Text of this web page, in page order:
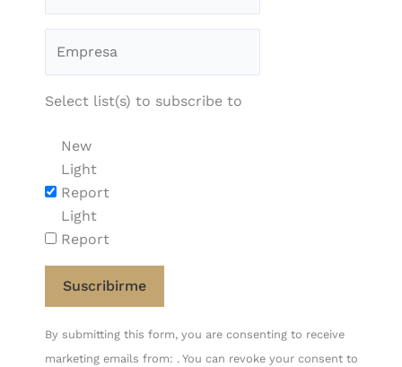
Select list(s) to subscribe to
New
Light
Report
Light
Report
Constant
Contact
By submitting this form, you are consenting to receive
marketing emails from: . You can revoke your consent to